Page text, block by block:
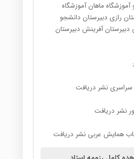
آموزشگاه ماهان آموزشگاه
رازی دبیرستان دانشجو
دبیرستان آفرینش دبیرستان
سراسری نشر دریافت
نشر دریافت
همایش عربی نشر دریافت